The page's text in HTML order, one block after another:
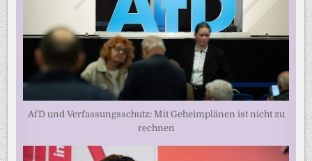
AfD und Verfassungsschutz: Mit Geheimplänen ist nicht zu
rechnen